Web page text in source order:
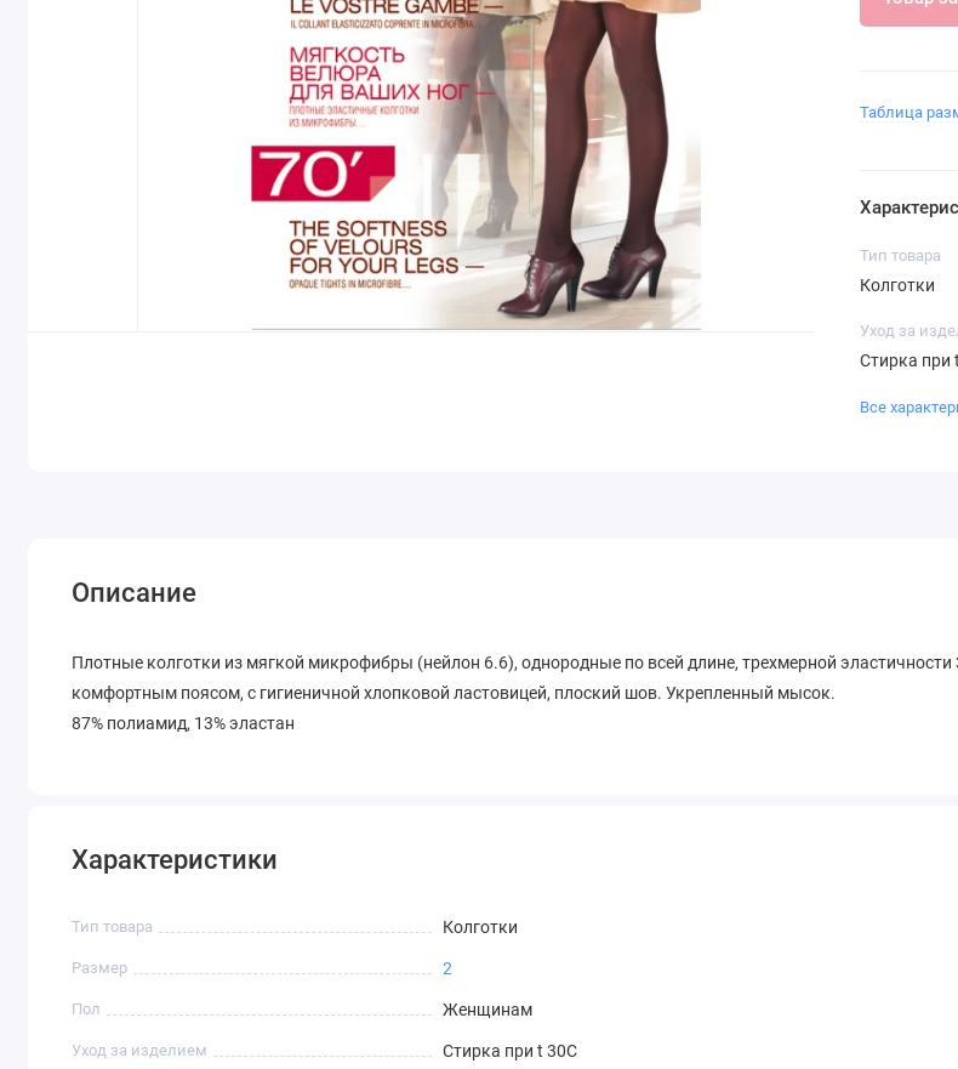
Таблица
Тип товара
Колготки
Уход за
Стирка при
Все
Описание
Плотные колготки из мягкой микрофибры (нейлон 6.6), однородные по всей длине, трехмерной эластичности
комфортным поясом, с гигиеничной хлопковой ластовицей, плоский шов. Укрепленный мысок.
87% полиамид, 13% эластан
Характеристики
Тип товара Колготки
Размер 2
Пол Женщинам
Уход за изделием Стирка при t 30С